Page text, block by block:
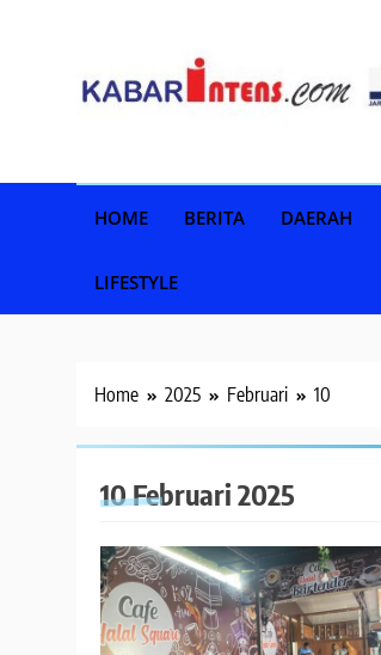
HOME BERITA DAERAH
LIFESTYLE
Home 2025 Februari 10
10 Februari 2025